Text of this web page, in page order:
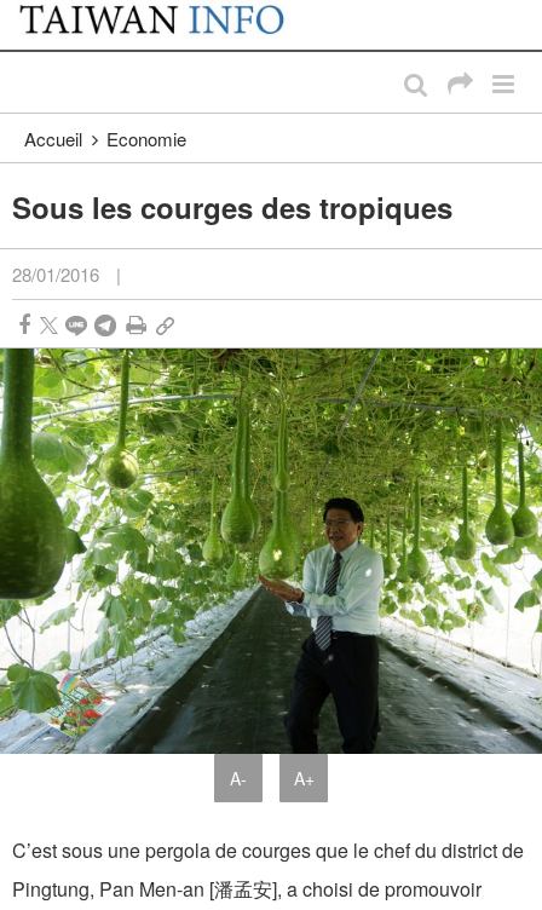
Passer au contenu principal
:::
Accueil Economie
Sous les courges des tropiques
28/01/2016 |
A- A+
C’est sous une pergola de courges que le chef du district de
Pingtung, Pan Men-an [潘孟安], a choisi de promouvoir